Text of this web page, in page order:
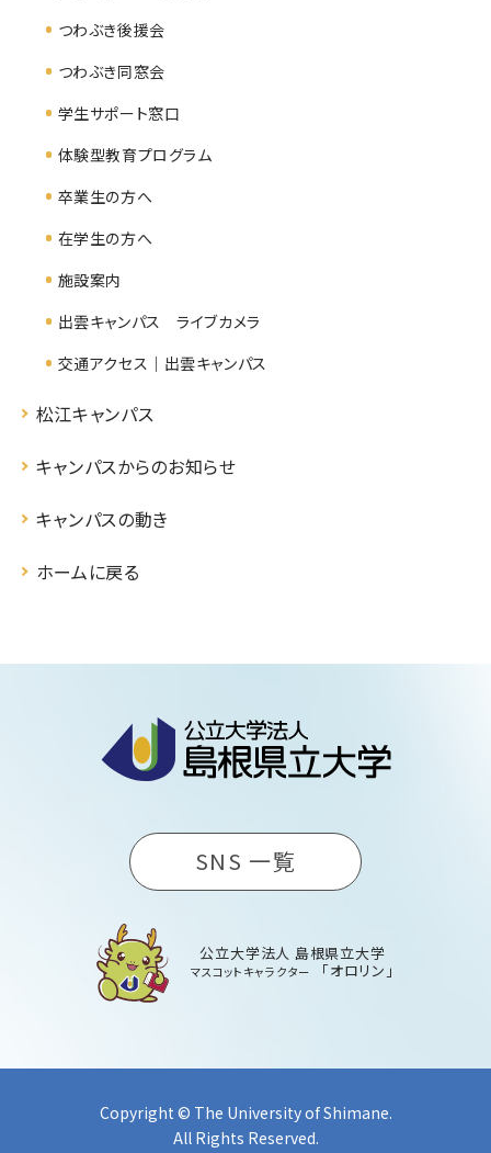
つわぶき後援会
つわぶき同窓会
学生サポート窓口
体験型教育プログラム
卒業生の方へ
在学生の方へ
施設案内
出雲キャンパス ライブカメラ
交通アクセス｜出雲キャンパス
松江キャンパス
キャンパスからのお知らせ
キャンパスの動き
ホームに戻る
SNS 一覧
公立大学法人 島根県立大学
マスコットキャラクター 「オロリン」
Copyright © The University of Shimane.
All Rights Reserved.